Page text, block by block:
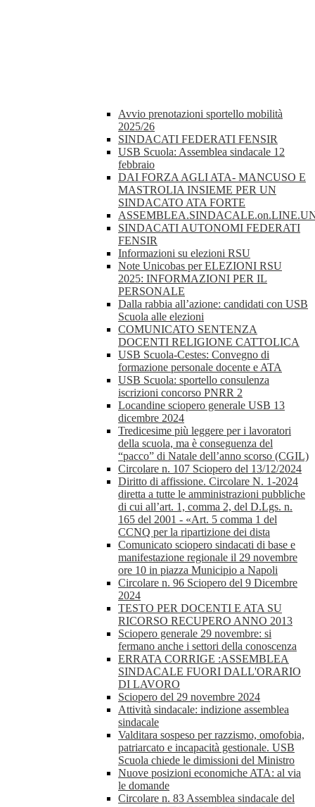
Avvio prenotazioni sportello mobilità
2025/26
SINDACATI FEDERATI FENSIR
USB Scuola: Assemblea sindacale 12
febbraio
DAI FORZA AGLI ATA- MANCUSO E
MASTROLIA INSIEME PER UN
SINDACATO ATA FORTE
SINDACATI AUTONOMI FEDERATI
FENSIR
Informazioni su elezioni RSU
Note Unicobas per ELEZIONI RSU
2025: INFORMAZIONI PER IL
PERSONALE
Dalla rabbia all’azione: candidati con USB
Scuola alle elezioni
COMUNICATO SENTENZA
DOCENTI RELIGIONE CATTOLICA
USB Scuola-Cestes: Convegno di
formazione personale docente e ATA
USB Scuola: sportello consulenza
iscrizioni concorso PNRR 2
Locandine sciopero generale USB 13
dicembre 2024
Tredicesime più leggere per i lavoratori
della scuola, ma è conseguenza del
“pacco” di Natale dell’anno scorso (CGIL)
Circolare n. 107 Sciopero del 13/12/2024
Diritto di affissione. Circolare N. 1-2024
diretta a tutte le amministrazioni pubbliche
di cui all’art. 1, comma 2, del D.Lgs. n.
165 del 2001 - «Art. 5 comma 1 del
CCNQ per la ripartizione dei dista
Comunicato sciopero sindacati di base e
manifestazione regionale il 29 novembre
ore 10 in piazza Municipio a Napoli
Circolare n. 96 Sciopero del 9 Dicembre
2024
TESTO PER DOCENTI E ATA SU
RICORSO RECUPERO ANNO 2013
Sciopero generale 29 novembre: si
fermano anche i settori della conoscenza
ERRATA CORRIGE :ASSEMBLEA
SINDACALE FUORI DALL'ORARIO
DI LAVORO
Sciopero del 29 novembre 2024
Attività sindacale: indizione assemblea
sindacale
Valditara sospeso per razzismo, omofobia,
patriarcato e incapacità gestionale. USB
Scuola chiede le dimissioni del Ministro
Nuove posizioni economiche ATA: al via
le domande
Circolare n. 83 Assemblea sindacale del